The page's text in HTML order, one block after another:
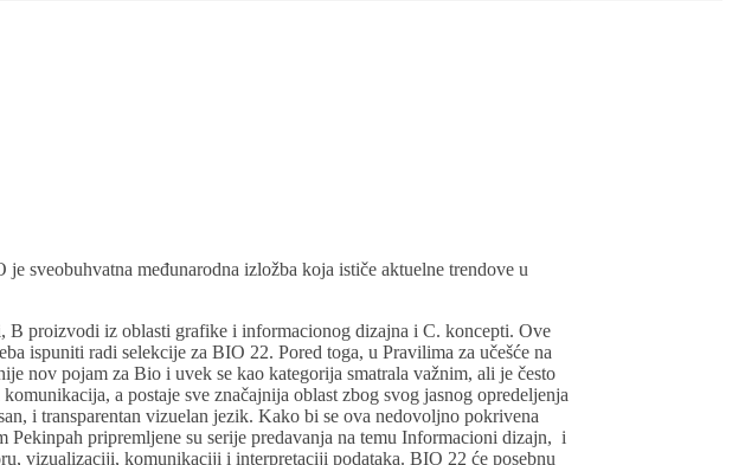
sveobuhvatna međunarodna izložba koja ističe aktuelne trendove u
proizvodi iz oblasti grafike i informacionog dizajna i C. koncepti. Ove
ispuniti radi selekcije za BIO 22. Pored toga, u Pravilima za učešće na
nov pojam za Bio i uvek se kao kategorija smatrala važnim, ali je često
a postaje sve značajnija oblast zbog svog jasnog opredeljenja
i transparentan vizuelan jezik. Kako bi se ova nedovoljno pokrivena
Pekinpah pripremljene su serije predavanja na temu Informacioni dizajn, i
vizualizaciji, komunikaciji i interpretaciji podataka. BIO 22 će posebnu